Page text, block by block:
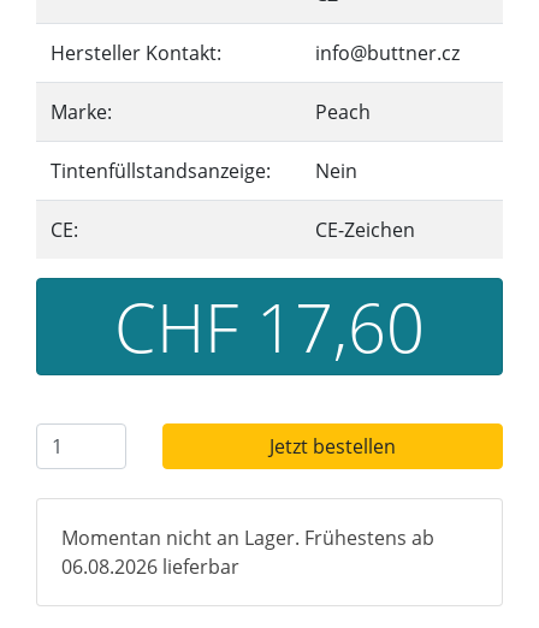
Hersteller Kontakt: info@buttner.cz
Marke: Peach
Tintenfüllstandsanzeige: Nein
CE: CE-Zeichen
CHF 17,60
Jetzt bestellen
Momentan nicht an Lager. Frühestens ab
06.08.2026 lieferbar